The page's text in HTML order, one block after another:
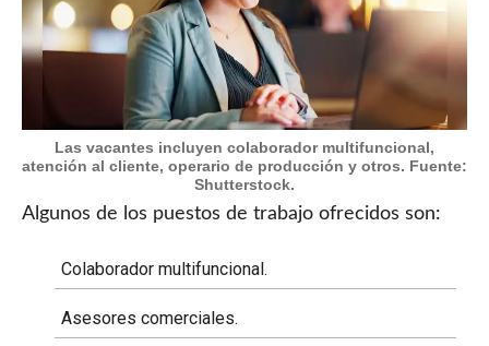
Las vacantes incluyen colaborador multifuncional,
atención al cliente, operario de producción y otros. Fuente:
Shutterstock.
Algunos de los puestos de trabajo ofrecidos son:
Colaborador multifuncional.
Asesores comerciales.